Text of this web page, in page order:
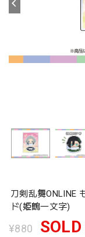
刀剣乱舞ONLINE
ド(姫鶴一文字)
¥880